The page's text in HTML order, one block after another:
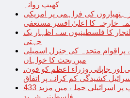
کھیپ روانہ
ہتھیاروں کی فراہمی پر امریکی
خارجہ کا اعلیٰ افسر مستعفی
کا فلسطینیوں سے اظہار یک
جہتی
پراقوام متحدہ کی جنرل اسمبلی
میں بحث کا خواہاں
اور جاپانی وزراء اعظم کو فون،
کشیدگی کم کرانے پر اتفاق
غزہ کے پناہ گزین کیمپ پر اسرائیلی حملے میں مزید 433